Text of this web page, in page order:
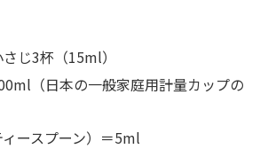
じ3杯（15ml）
（日本の一般家庭用計量カップの
ースプーン）＝5ml